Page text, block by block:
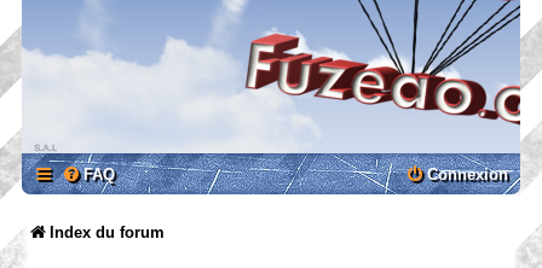
FAQ Connexion
Index du forum